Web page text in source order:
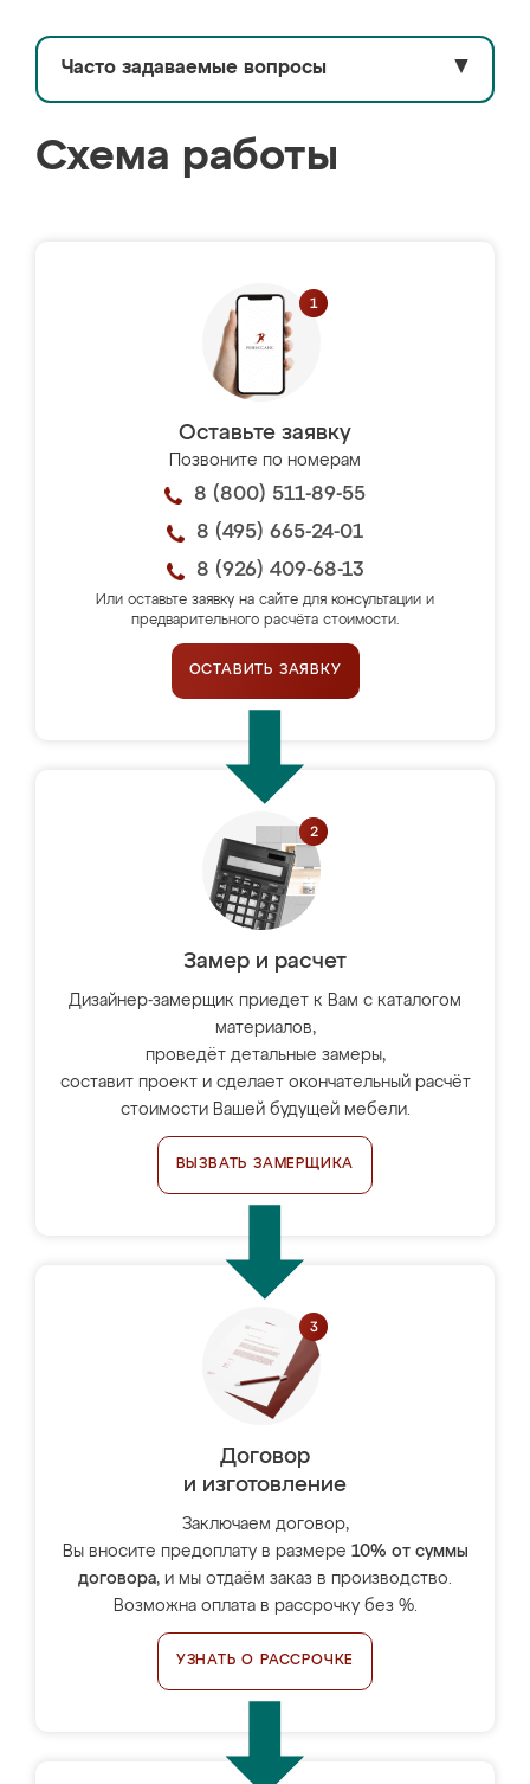
Часто задаваемые вопросы ▼
Схема работы
Оставьте заявку
Позвоните по номерам
8 (800) 511-89-55
8 (495) 665-24-01
8 (926) 409-68-13
Или оставьте заявку на сайте для консультации и
предварительного расчёта стоимости.
ОСТАВИТЬ ЗАЯВКУ
Замер и расчет
Дизайнер-замерщик приедет к Вам с каталогом
материалов,
проведёт детальные замеры,
составит проект и сделает окончательный расчёт
стоимости Вашей будущей мебели.
ВЫЗВАТЬ ЗАМЕРЩИКА
Договор
и изготовление
Заключаем договор,
Вы вносите предоплату в размере 10% от суммы
договора, и мы отдаём заказ в производство.
Возможна оплата в рассрочку без %.
УЗНАТЬ О РАССРОЧКЕ